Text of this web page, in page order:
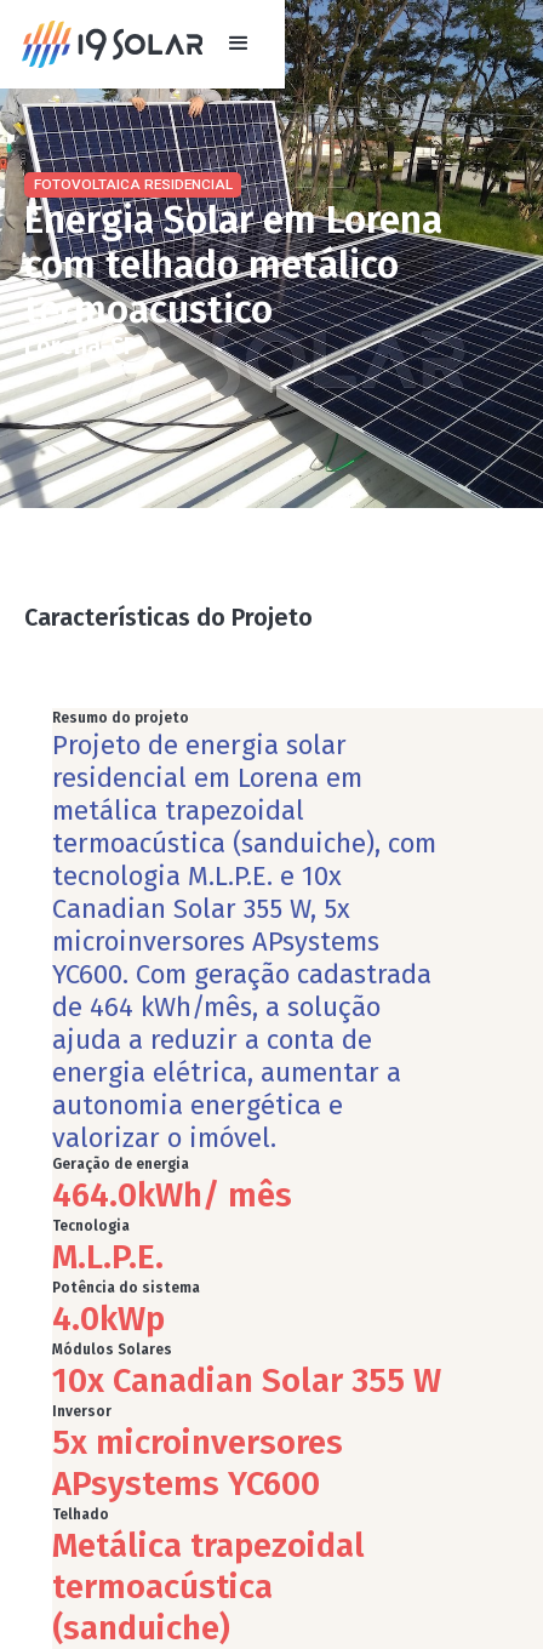
FOTOVOLTAICA RESIDENCIAL
Energia Solar em Lorena
com telhado metálico
termoacústico
Lorena- SP
Características do Projeto
Resumo do projeto
Projeto de energia solar
residencial em Lorena em
metálica trapezoidal
termoacústica (sanduiche), com
tecnologia M.L.P.E. e 10x
Canadian Solar 355 W, 5x
microinversores APsystems
YC600. Com geração cadastrada
de 464 kWh/mês, a solução
ajuda a reduzir a conta de
energia elétrica, aumentar a
autonomia energética e
valorizar o imóvel.
Geração de energia
464.0kWh/ mês
Tecnologia
M.L.P.E.
Potência do sistema
4.0kWp
Módulos Solares
10x Canadian Solar 355 W
Inversor
5x microinversores
APsystems YC600
Telhado
Metálica trapezoidal
termoacústica
(sanduiche)